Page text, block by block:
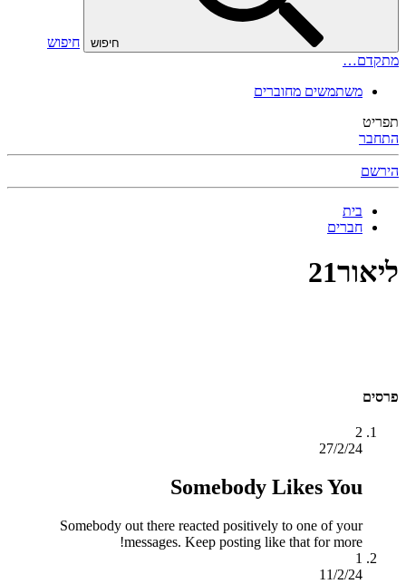
חיפוש
חיפוש
מתקדם…
משתמשים מחוברים
תפריט
התחבר
הירשם
בית
חברים
ליאור21
פרסים
2
27/2/24
Somebody Likes You
Somebody out there reacted positively to one of your
messages. Keep posting like that for more!
1
11/2/24